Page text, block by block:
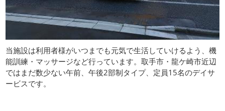
当施設は利用者様がいつまでも元気で生活していけるよう、機
能訓練・マッサージなど行っています。取手市・龍ケ崎市近辺
ではまだ数少ない午前、午後2部制タイプ、定員15名のデイサ
ービスです。